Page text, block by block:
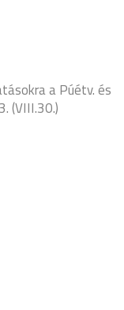
a Púétv. és
(VIII.30.)